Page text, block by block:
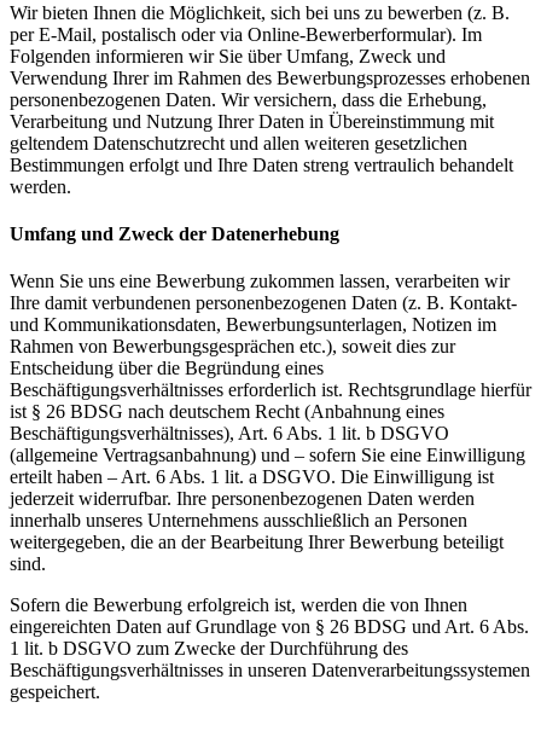
Wir bieten Ihnen die Möglichkeit, sich bei uns zu bewerben (z. B.
per E-Mail, postalisch oder via Online-Bewerberformular). Im
Folgenden informieren wir Sie über Umfang, Zweck und
Verwendung Ihrer im Rahmen des Bewerbungsprozesses erhobenen
personenbezogenen Daten. Wir versichern, dass die Erhebung,
Verarbeitung und Nutzung Ihrer Daten in Übereinstimmung mit
geltendem Datenschutzrecht und allen weiteren gesetzlichen
Bestimmungen erfolgt und Ihre Daten streng vertraulich behandelt
werden.
Umfang und Zweck der Datenerhebung
Wenn Sie uns eine Bewerbung zukommen lassen, verarbeiten wir
Ihre damit verbundenen personenbezogenen Daten (z. B. Kontakt-
und Kommunikationsdaten, Bewerbungsunterlagen, Notizen im
Rahmen von Bewerbungsgesprächen etc.), soweit dies zur
Entscheidung über die Begründung eines
Beschäftigungsverhältnisses erforderlich ist. Rechtsgrundlage hierfür
ist § 26 BDSG nach deutschem Recht (Anbahnung eines
Beschäftigungsverhältnisses), Art. 6 Abs. 1 lit. b DSGVO
(allgemeine Vertragsanbahnung) und – sofern Sie eine Einwilligung
erteilt haben – Art. 6 Abs. 1 lit. a DSGVO. Die Einwilligung ist
jederzeit widerrufbar. Ihre personenbezogenen Daten werden
innerhalb unseres Unternehmens ausschließlich an Personen
weitergegeben, die an der Bearbeitung Ihrer Bewerbung beteiligt
sind.
Sofern die Bewerbung erfolgreich ist, werden die von Ihnen
eingereichten Daten auf Grundlage von § 26 BDSG und Art. 6 Abs.
1 lit. b DSGVO zum Zwecke der Durchführung des
Beschäftigungsverhältnisses in unseren Datenverarbeitungssystemen
gespeichert.